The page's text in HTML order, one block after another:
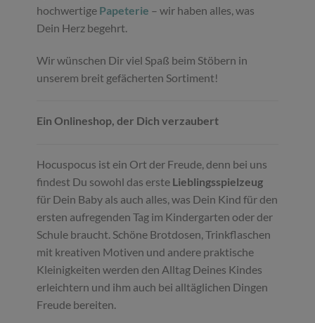
hochwertige Papeterie – wir haben alles, was
Dein Herz begehrt.
Wir wünschen Dir viel Spaß beim Stöbern in
unserem breit gefächerten Sortiment!
Ein Onlineshop, der Dich verzaubert
Hocuspocus ist ein Ort der Freude, denn bei uns
findest Du sowohl das erste Lieblingsspielzeug
für Dein Baby als auch alles, was Dein Kind für den
ersten aufregenden Tag im Kindergarten oder der
Schule braucht. Schöne Brotdosen, Trinkflaschen
mit kreativen Motiven und andere praktische
Kleinigkeiten werden den Alltag Deines Kindes
erleichtern und ihm auch bei alltäglichen Dingen
Freude bereiten.